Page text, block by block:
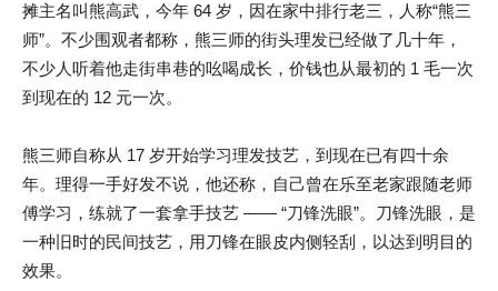
摊主名叫熊高武，今年 64 岁，因在家中排行老三，人称“熊三
师”。不少围观者都称，熊三师的街头理发已经做了几十年，
不少人听着他走街串巷的吆喝成长，价钱也从最初的 1 毛一次
到现在的 12 元一次。
熊三师自称从 17 岁开始学习理发技艺，到现在已有四十余
年。理得一手好发不说，他还称，自己曾在乐至老家跟随老师
傅学习，练就了一套拿手技艺 —— “刀锋洗眼”。刀锋洗眼，是
一种旧时的民间技艺，用刀锋在眼皮内侧轻刮，以达到明目的
效果。